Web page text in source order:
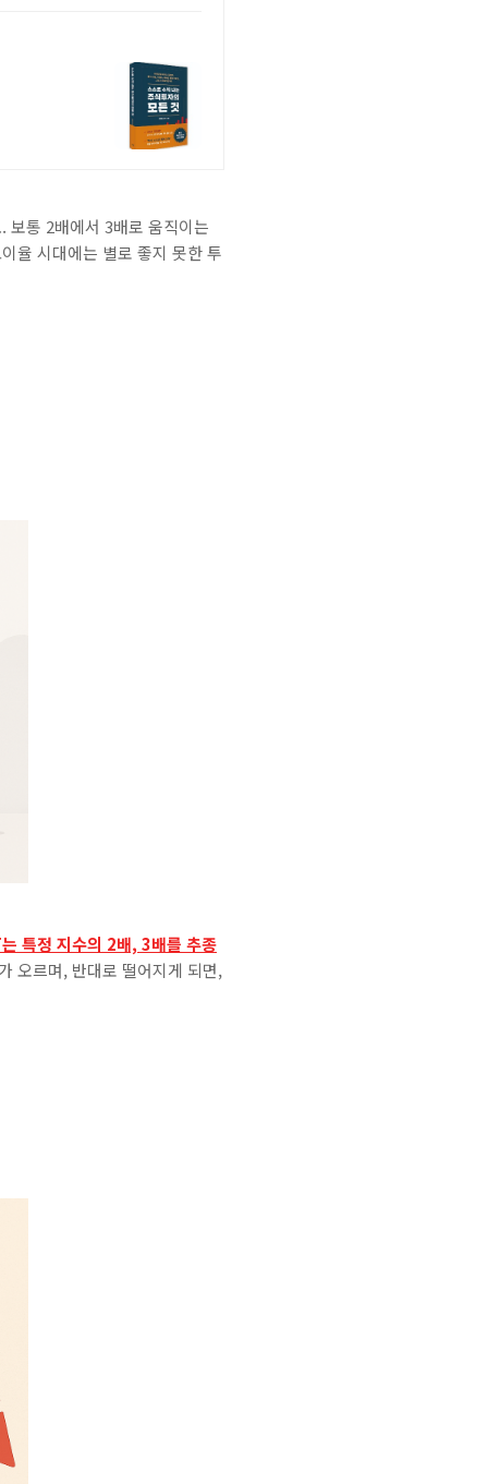
보통 2배에서 3배로 움직이는
율 시대에는 별로 좋지 못한 투
특정 지수의 2배, 3배를 추종
오르며, 반대로 떨어지게 되면,